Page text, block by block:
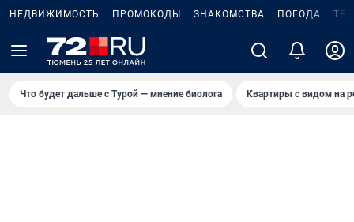
НЕДВИЖИМОСТЬ ПРОМОКОДЫ ЗНАКОМСТВА ПОГОДА
Что будет дальше с Турой — мнение биолога Квартиры с видом на